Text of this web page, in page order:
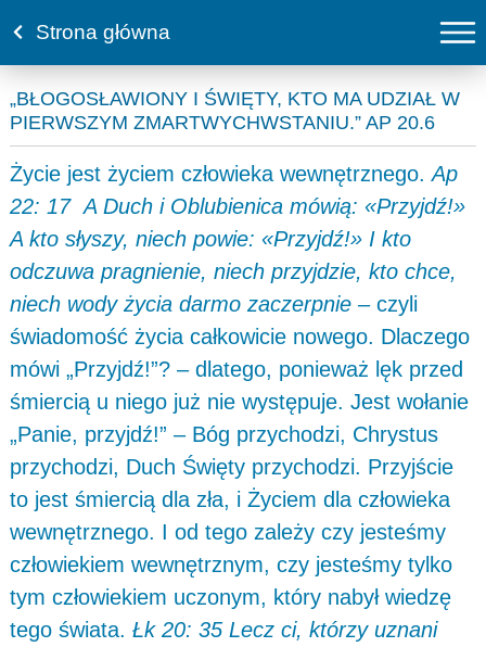
Strona główna
„BŁOGOSŁAWIONY I ŚWIĘTY, KTO MA UDZIAŁ W
PIERWSZYM ZMARTWYCHWSTANIU.” AP 20.6
Życie jest życiem człowieka wewnętrznego.Ap
22: 17 A Duch i Oblubienica mówią: «Przyjdź!»
A kto słyszy, niech powie: «Przyjdź!» I kto
odczuwa pragnienie, niech przyjdzie, kto chce,
niech wody życia darmo zaczerpnie– czyli
świadomość życia całkowicie nowego. Dlaczego
mówi „Przyjdź!”? – dlatego, ponieważ lęk przed
śmiercią u niego już nie występuje. Jest wołanie
„Panie, przyjdź!” – Bóg przychodzi, Chrystus
przychodzi, Duch Święty przychodzi. Przyjście
to jest śmiercią dla zła, i Życiem dla człowieka
wewnętrznego. I od tego zależy czy jesteśmy
człowiekiem wewnętrznym, czy jesteśmy tylko
tym człowiekiem uczonym, który nabył wiedzę
tego świata. Łk 20: 35 Lecz ci, którzy uznani